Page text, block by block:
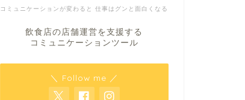
コミュニケーションが変わると 仕事はグンと面白くなる
飲食店の店舗運営を支援する
コミュニケーションツール
＼ Follow me ／